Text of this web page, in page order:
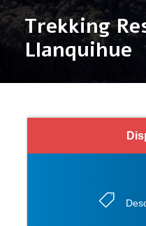
Trekking
Llanquihue